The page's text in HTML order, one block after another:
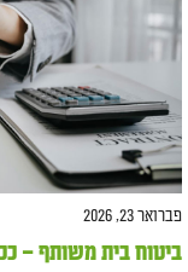
פברואר 23, 2026
ביטוח בית משותף –